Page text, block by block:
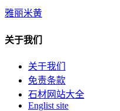
雅丽米黄
关于我们
关于我们
免责条款
石材网站大全
Englist site